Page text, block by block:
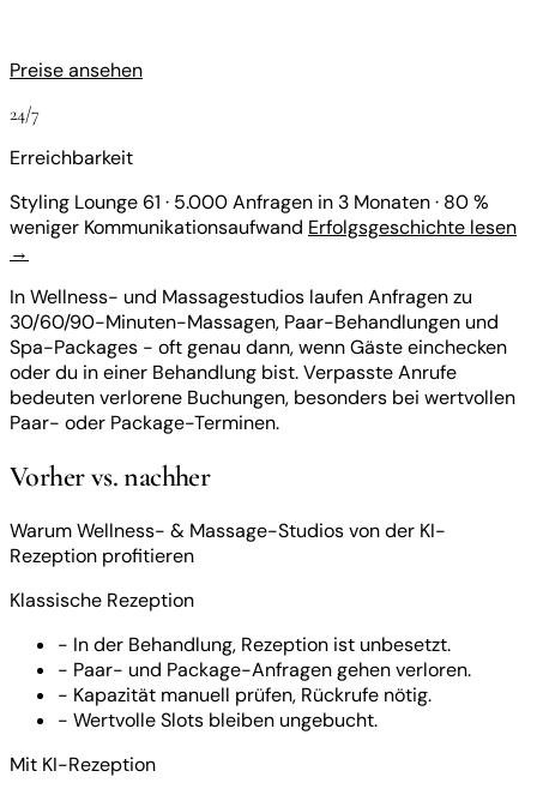
Preise ansehen
24/7
Erreichbarkeit
Styling Lounge 61 · 5.000 Anfragen in 3 Monaten· 80 %
weniger Kommunikationsaufwand Erfolgsgeschichte lesen
→
In Wellness- und Massagestudios laufen Anfragen zu
30/60/90-Minuten-Massagen, Paar-Behandlungen und
Spa-Packages - oft genau dann, wenn Gäste einchecken
oder du in einer Behandlung bist. Verpasste Anrufe
bedeuten verlorene Buchungen, besonders bei wertvollen
Paar- oder Package-Terminen.
Vorher vs. nachher
Warum Wellness- & Massage-Studios von der KI-
Rezeption profitieren
Klassische Rezeption
- In der Behandlung, Rezeption ist unbesetzt.
- Paar- und Package-Anfragen gehen verloren.
- Kapazität manuell prüfen, Rückrufe nötig.
- Wertvolle Slots bleiben ungebucht.
Mit KI-Rezeption